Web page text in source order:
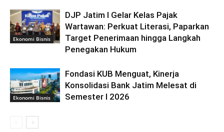
Ekonomi Bisnis
DJP Jatim I Gelar Kelas Pajak
Wartawan: Perkuat Literasi, Paparkan
Target Penerimaan hingga Langkah
Penegakan Hukum
Ekonomi Bisnis
Fondasi KUB Menguat, Kinerja
Konsolidasi Bank Jatim Melesat di
Semester I 2026